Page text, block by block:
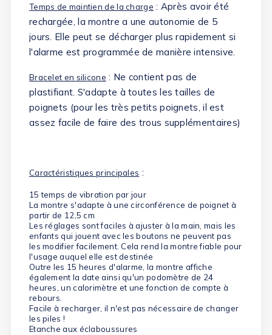
Temps de maintien de la charge : Après avoir été
rechargée, la montre a une autonomie de 5
jours. Elle peut se décharger plus rapidement si
l'alarme est programmée de manière intensive.
Bracelet en silicone : Ne contient pas de
plastifiant. S'adapte à toutes les tailles de
poignets (pour les très petits poignets, il est
assez facile de faire des trous supplémentaires)
Caractéristiques principales :
15 temps de vibration par jour
La montre s'adapte à une circonférence de poignet à
partir de 12,5 cm
Les réglages sont faciles à ajuster à la main, mais les
enfants qui jouent avec les boutons ne peuvent pas
les modifier facilement. Cela rend la montre fiable pour
l'usage auquel elle est destinée
Outre les 15 heures d'alarme, la montre affiche
également la date ainsi qu'un podomètre de 24
heures, un calorimètre et une fonction de compte à
rebours.
Facile à recharger, il n'est pas nécessaire de changer
les piles !
Etanche aux éclaboussures